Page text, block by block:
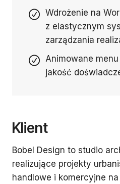
Wdrożenie na
z elastycznym
zarządzania
Animowane
jakość
Klient
Bobel Design to studio
realizujące projekty
handlowe i komercyjne